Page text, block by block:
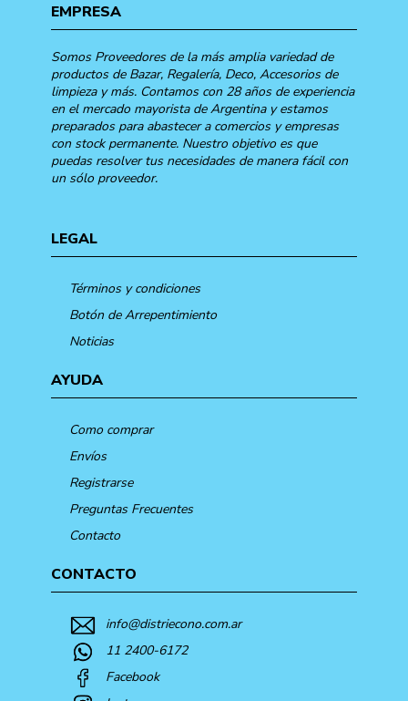
EMPRESA
Somos Proveedores de la más amplia variedad de
productos de Bazar, Regalería, Deco, Accesorios de
limpieza y más. Contamos con 28 años de experiencia
en el mercado mayorista de Argentina y estamos
preparados para abastecer a comercios y empresas
con stock permanente. Nuestro objetivo es que
puedas resolver tus necesidades de manera fácil con
un sólo proveedor.
LEGAL
Términos y condiciones
Botón de Arrepentimiento
Noticias
AYUDA
Como comprar
Envíos
Registrarse
Preguntas Frecuentes
Contacto
CONTACTO
info@distriecono.com.ar
11 2400-6172
Facebook